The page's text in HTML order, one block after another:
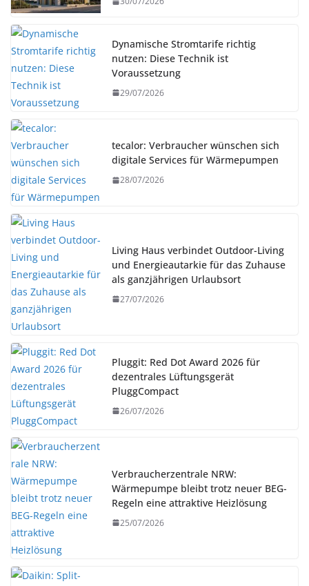
Dynamische Stromtarife richtig
nutzen: Diese Technik ist
Voraussetzung
29/07/2026
tecalor: Verbraucher wünschen sich
digitale Services für Wärmepumpen
28/07/2026
Living Haus verbindet Outdoor-Living
und Energieautarkie für das Zuhause
als ganzjährigen Urlaubsort
27/07/2026
Pluggit: Red Dot Award 2026 für
dezentrales Lüftungsgerät
PluggCompact
26/07/2026
Verbraucherzentrale NRW:
Wärmepumpe bleibt trotz neuer BEG-
Regeln eine attraktive Heizlösung
25/07/2026